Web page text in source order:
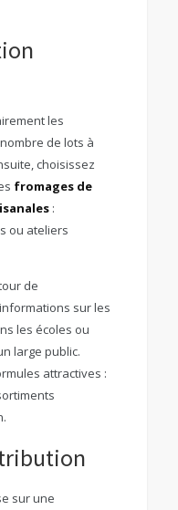
les
de lots à
choisissez
fromages de
:
ou ateliers
de
sur les
les écoles ou
large public.
attractives :
sur une